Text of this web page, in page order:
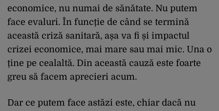
economice, nu numai de sănătate. Nu putem
face evaluri. În funcție de când se termină
această criză sanitară, așa va fi și impactul
crizei economice, mai mare sau mai mic. Una o
ține pe cealaltă. Din această cauză este foarte
greu să facem aprecieri acum.
Dar ce putem face astăzi este, chiar dacă nu